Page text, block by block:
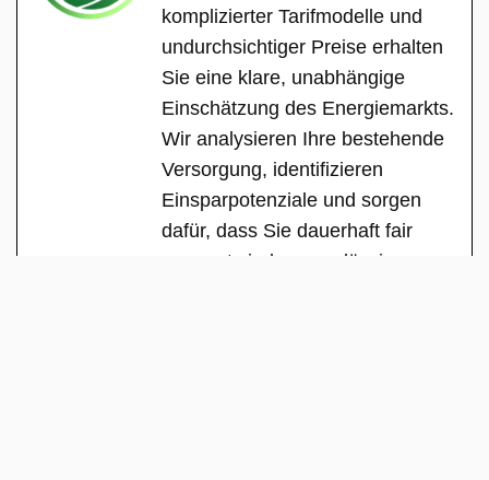
komplizierter Tarifmodelle und
undurchsichtiger Preise erhalten
Sie eine klare, unabhängige
Einschätzung des Energiemarkts.
Wir analysieren Ihre bestehende
Versorgung, identifizieren
Einsparpotenziale und sorgen
dafür, dass Sie dauerhaft fair
versorgt sind – zuverlässig,